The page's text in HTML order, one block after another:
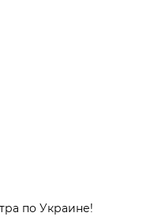
по Украине!